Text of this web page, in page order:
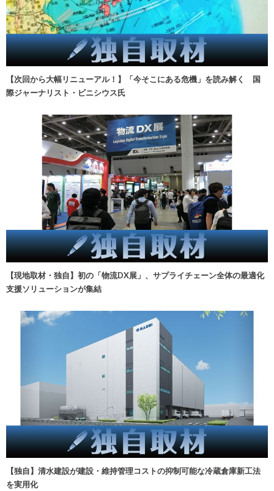
【次回から大幅リニューアル！】「今そこにある危機」を読み解く 国
際ジャーナリスト・ビニシウス氏
【現地取材・独自】初の「物流DX展」、サプライチェーン全体の最適化
支援ソリューションが集結
【独自】清水建設が建設・維持管理コストの抑制可能な冷蔵倉庫新工法
を実用化